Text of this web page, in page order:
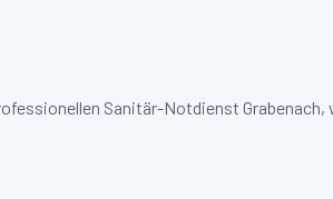
Sanitär-Notdienst Grabenach,